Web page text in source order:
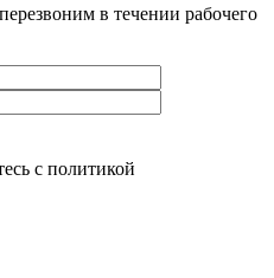
в течении рабочего
с политикой